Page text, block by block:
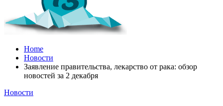
Home
Новости
Заявление правительства, лекарство от рака: обзор
новостей за 2 декабря
Новости